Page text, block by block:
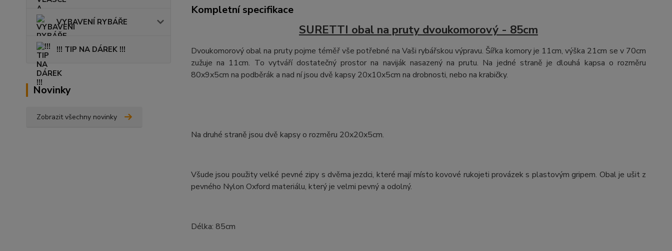
VYBAVENÍ RYBÁŘE
!!! TIP NA DÁREK !!!
Novinky
Zobrazit všechny novinky
Kompletní specifikace
SURETTI obal na pruty dvoukomorový - 85cm
Dvoukomorový obal na pruty pojme téměř vše potřebné na Vaši rybářskou výpravu. Šířka komory je 11cm, výška 21cm se v 70cm
zužuje na 11cm. To vytváří dostatečný prostor na naviják nasazený na prutu. Na jedné straně je dlouhá kapsa o rozměru
80x9x5cm na podběrák a nad ní jsou dvě kapsy 20x10x5cm na drobnosti, nebo na krabičky.
Na druhé straně jsou dvě kapsy o rozměru 20x20x5cm.
Všude jsou použity velké pevné zipy s dvěma jezdci, které mají místo kovové rukojeti provázek s plastovým gripem. Obal je ušit z
pevného Nylon Oxford materiálu, který je velmi pevný a odolný.
Délka: 85cm